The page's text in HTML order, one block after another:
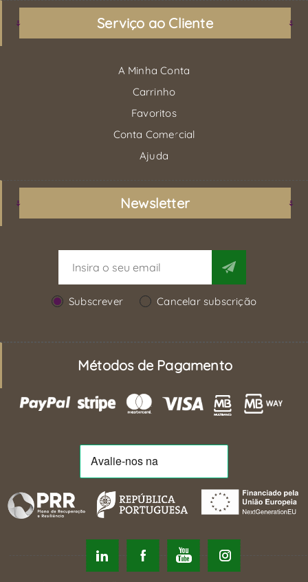
Serviço ao Cliente
A Minha Conta
Carrinho
Favoritos
Conta Comercial
Ajuda
Newsletter
Subscrever Cancelar subscrição
Métodos de Pagamento